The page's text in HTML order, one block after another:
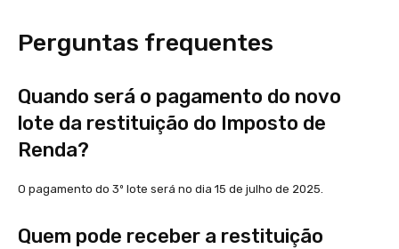
Perguntas frequentes
Quando será o pagamento do novo
lote da restituição do Imposto de
Renda?
O pagamento do 3º lote será no dia 15 de julho de 2025.
Quem pode receber a restituição